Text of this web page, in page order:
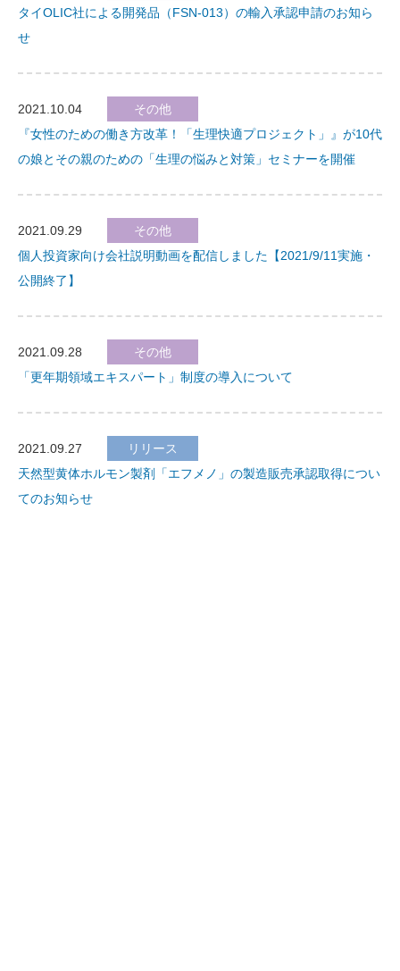
タイOLIC社による開発品（FSN-013）の輸入承認申請のお知ら
せ
2021.10.04
その他
『女性のための働き方改革！「生理快適プロジェクト」』が10代
の娘とその親のための「生理の悩みと対策」セミナーを開催
2021.09.29
その他
個人投資家向け会社説明動画を配信しました【2021/9/11実施・
公開終了】
2021.09.28
その他
「更年期領域エキスパート」制度の導入について
2021.09.27
リリース
天然型黄体ホルモン製剤「エフメノ」の製造販売承認取得につい
てのお知らせ